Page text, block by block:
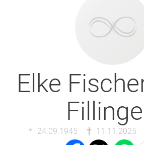
Elke
24.09.1945 11.11.2025